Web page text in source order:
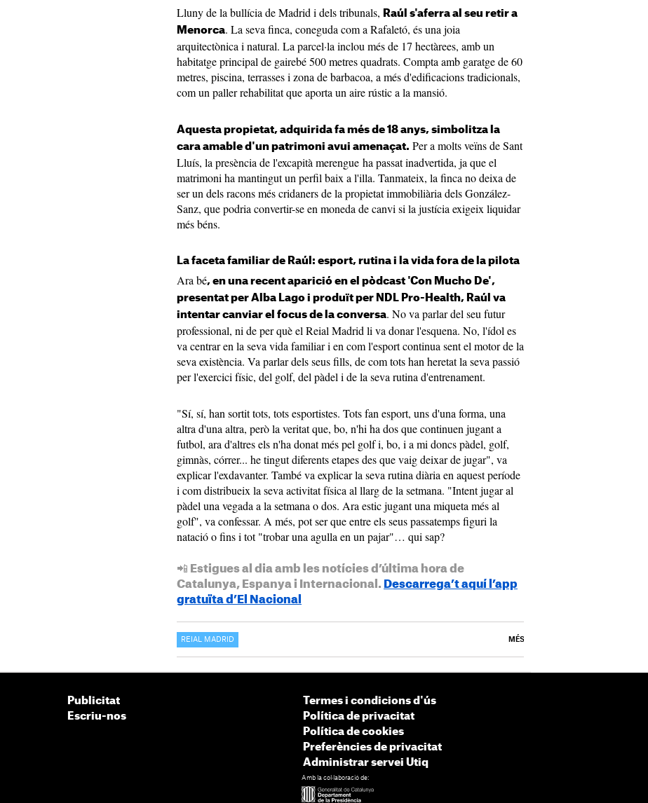
Lluny de la bullícia de Madrid i dels tribunals, Raúl s'aferra al seu retir a
Menorca. La seva finca, coneguda com a Rafaletó, és una joia
arquitectònica i natural. La parcel·la inclou més de 17 hectàrees, amb un
habitatge principal de gairebé 500 metres quadrats. Compta amb garatge de 60
metres, piscina, terrasses i zona de barbacoa, a més d'edificacions tradicionals,
com un paller rehabilitat que aporta un aire rústic a la mansió.
Aquesta propietat, adquirida fa més de 18 anys, simbolitza la
cara amable d'un patrimoni avui amenaçat. Per a molts veïns de Sant
Lluís, la presència de l'excapità merengue ha passat inadvertida, ja que el
matrimoni ha mantingut un perfil baix a l'illa. Tanmateix, la finca no deixa de
ser un dels racons més cridaners de la propietat immobiliària dels González-
Sanz, que podria convertir-se en moneda de canvi si la justícia exigeix liquidar
més béns.
La faceta familiar de Raúl: esport, rutina i la vida fora de la pilota
Ara bé, en una recent aparició en el pòdcast 'Con Mucho De',
presentat per Alba Lago i produït per NDL Pro-Health, Raúl va
intentar canviar el focus de la conversa. No va parlar del seu futur
professional, ni de per què el Reial Madrid li va donar l'esquena. No, l'ídol es
va centrar en la seva vida familiar i en com l'esport continua sent el motor de la
seva existència. Va parlar dels seus fills, de com tots han heretat la seva passió
per l'exercici físic, del golf, del pàdel i de la seva rutina d'entrenament.
"Sí, sí, han sortit tots, tots esportistes. Tots fan esport, uns d'una forma, una
altra d'una altra, però la veritat que, bo, n'hi ha dos que continuen jugant a
futbol, ara d'altres els n'ha donat més pel golf i, bo, i a mi doncs pàdel, golf,
gimnàs, córrer... he tingut diferents etapes des que vaig deixar de jugar", va
explicar l'exdavanter. També va explicar la seva rutina diària en aquest període
i com distribueix la seva activitat física al llarg de la setmana. "Intent jugar al
pàdel una vegada a la setmana o dos. Ara estic jugant una miqueta més al
golf", va confessar. A més, pot ser que entre els seus passatemps figuri la
natació o fins i tot "trobar una agulla en un pajar"… qui sap?
📲 Estigues al dia amb les notícies d’última hora de
Catalunya, Espanya i Internacional. Descarrega’t aquí l’app
gratuïta d’El Nacional
REIAL MADRID MÉS
Publicitat
Escriu-nos
Termes i condicions d'ús
Política de privacitat
Política de cookies
Preferències de privacitat
Administrar servei Utiq
Amb la col·laboració de: